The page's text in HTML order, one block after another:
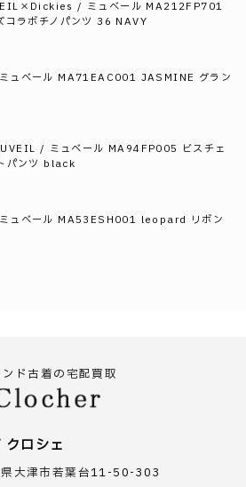
/ ミュベール MA212FP701
コラボチノパンツ 36 NAVY
ュベール MA71EAC001 JASMINE グラン
/ ミュベール MA94FP005 ビスチェ
パンツ black
ュベール MA53ESH001 leopard リボン
ド古着の宅配買取
クロシェ
大津市若葉台11-50-303